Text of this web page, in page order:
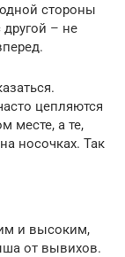
стороны
другой – не
цепляются
месте, а те,
носочках. Так
и высоким,
от вывихов.